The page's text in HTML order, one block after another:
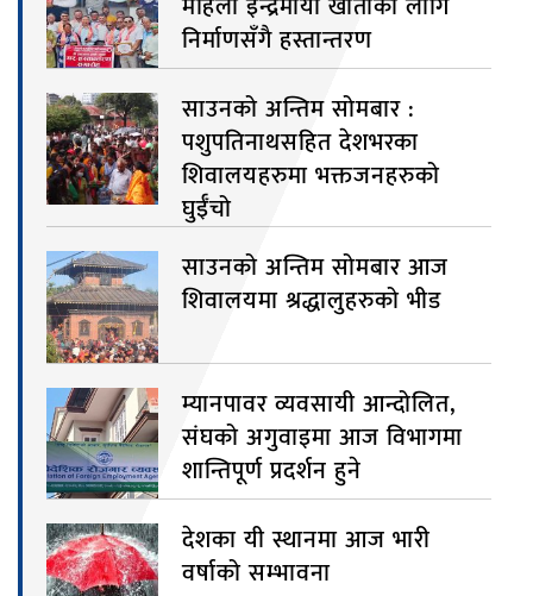
निर्माणसँगै हस्तान्तरण
साउनको अन्तिम सोमबार :
पशुपतिनाथसहित देशभरका
शिवालयहरुमा भक्तजनहरुको
घुईँचो
साउनको अन्तिम सोमबार आज
शिवालयमा श्रद्धालुहरुको भीड
म्यानपावर व्यवसायी आन्दोलित,
संघको अगुवाइमा आज विभागमा
शान्तिपूर्ण प्रदर्शन हुने
देशका यी स्थानमा आज भारी
वर्षाको सम्भावना